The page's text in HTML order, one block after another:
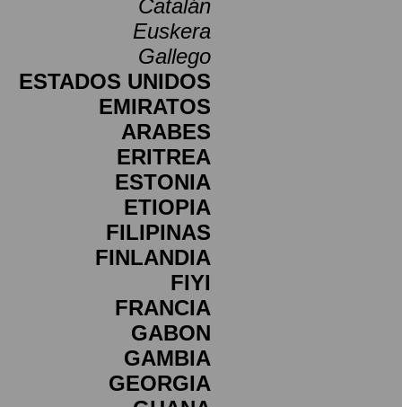
Catalán
Euskera
Gallego
ESTADOS UNIDOS
EMIRATOS
ARABES
ERITREA
ESTONIA
ETIOPIA
FILIPINAS
FINLANDIA
FIYI
FRANCIA
GABON
GAMBIA
GEORGIA